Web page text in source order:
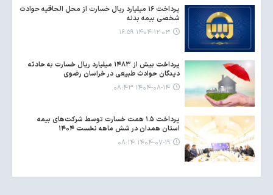
پرداخت ۱۶ میلیارد ریال خسارت از محل الحاقیه حوادث
شخصی بیمه بدنه
۱۴۰۴-۱۲-۰۳ ۱۶:۵۹
پرداخت بیش از ۱۴۸۳ میلیارد ریال خسارت به حادثه
دیدگان حوادث طبیعی در خراسان رضوی
۱۴۰۴-۰۸-۱۴ ۰۸:۴۳
پرداخت ۱.۵ همت خسارت توسط شرکت‌های بیمه
استان همدان در شش ماهه نخست ۱۴۰۴
۱۴۰۴-۰۷-۱۹ ۰۸:۱۴